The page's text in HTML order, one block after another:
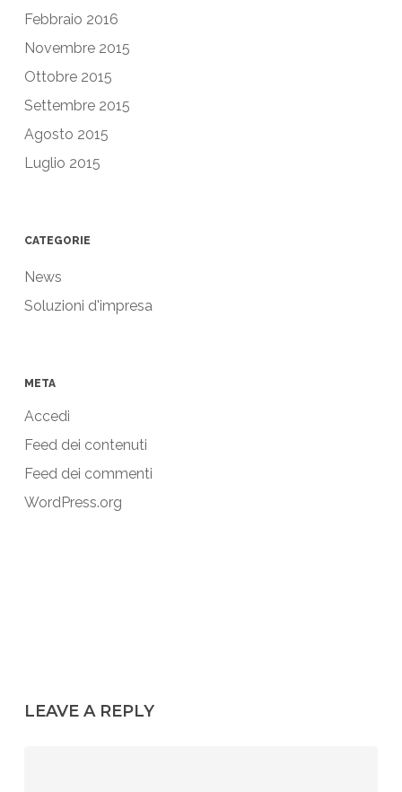
Febbraio 2016
Novembre 2015
Ottobre 2015
Settembre 2015
Agosto 2015
Luglio 2015
CATEGORIE
News
Soluzioni d'impresa
META
Accedi
Feed dei contenuti
Feed dei commenti
WordPress.org
LEAVE A REPLY